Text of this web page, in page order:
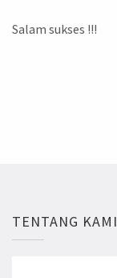
Salam sukses !!!
TENTANG KAMI